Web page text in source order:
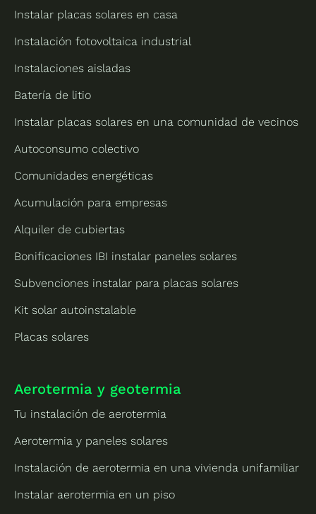
Instalar placas solares en casa
Instalación fotovoltaica industrial
Instalaciones aisladas
Batería de litio
Instalar placas solares en una comunidad de vecinos
Autoconsumo colectivo
Comunidades energéticas
Acumulación para empresas
Alquiler de cubiertas
Bonificaciones IBI instalar paneles solares
Subvenciones instalar para placas solares
Kit solar autoinstalable
Placas solares
Aerotermia y geotermia
Tu instalación de aerotermia
Aerotermia y paneles solares
Instalación de aerotermia en una vivienda unifamiliar
Instalar aerotermia en un piso